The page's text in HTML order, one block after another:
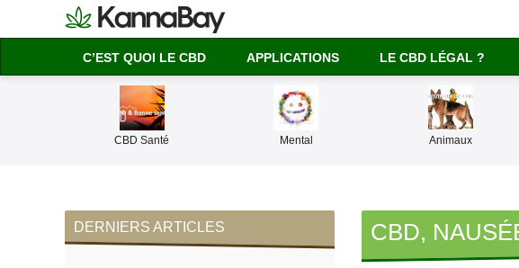
C’EST QUOI LE CBD APPLICATIONS LE CBD LÉGAL ?
CBD Santé Mental Animaux
CBD,